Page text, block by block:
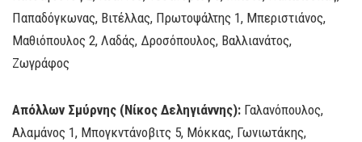
Παπαδόγκωνας, Βιτέλλας, Πρωτοψάλτης 1, Μπεριστιάνος,
Μαθιόπουλος 2, Λαδάς, Δροσόπουλος, Βαλλιανάτος,
Ζωγράφος
Απόλλων Σμύρνης (Νίκος Δεληγιάννης): Γαλανόπουλος,
Αλαμάνος 1, Μπογκντάνοβιτς 5, Μόκκας, Γωνιωτάκης,